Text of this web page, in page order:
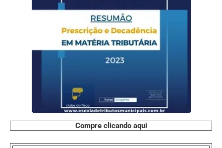
Compre clicando aqui